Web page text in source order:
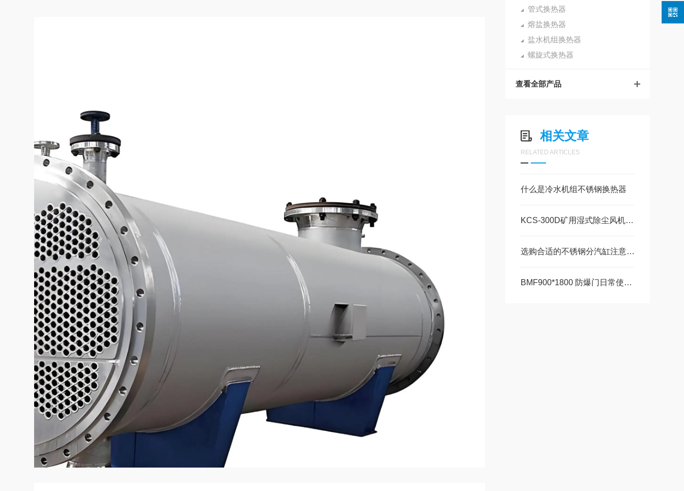
管式换热器
熔盐换热器
盐水机组换热器
螺旋式换热器
查看全部产品
相关文章
RELATED ARTICLES
什么是冷水机组不锈钢换热器
KCS-300D矿用湿式除尘风机 技术原理、性能优势、结构组成
选购合适的不锈钢分汽缸注意事项
BMF900*1800 防爆门日常使用规范和维护